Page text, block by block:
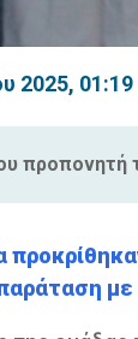
2025, 01:19
προπονητή